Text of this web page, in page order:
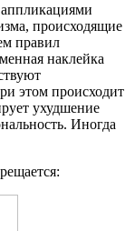
происходящие
правил
наклейка
этом происходит
ухудшение
Иногда